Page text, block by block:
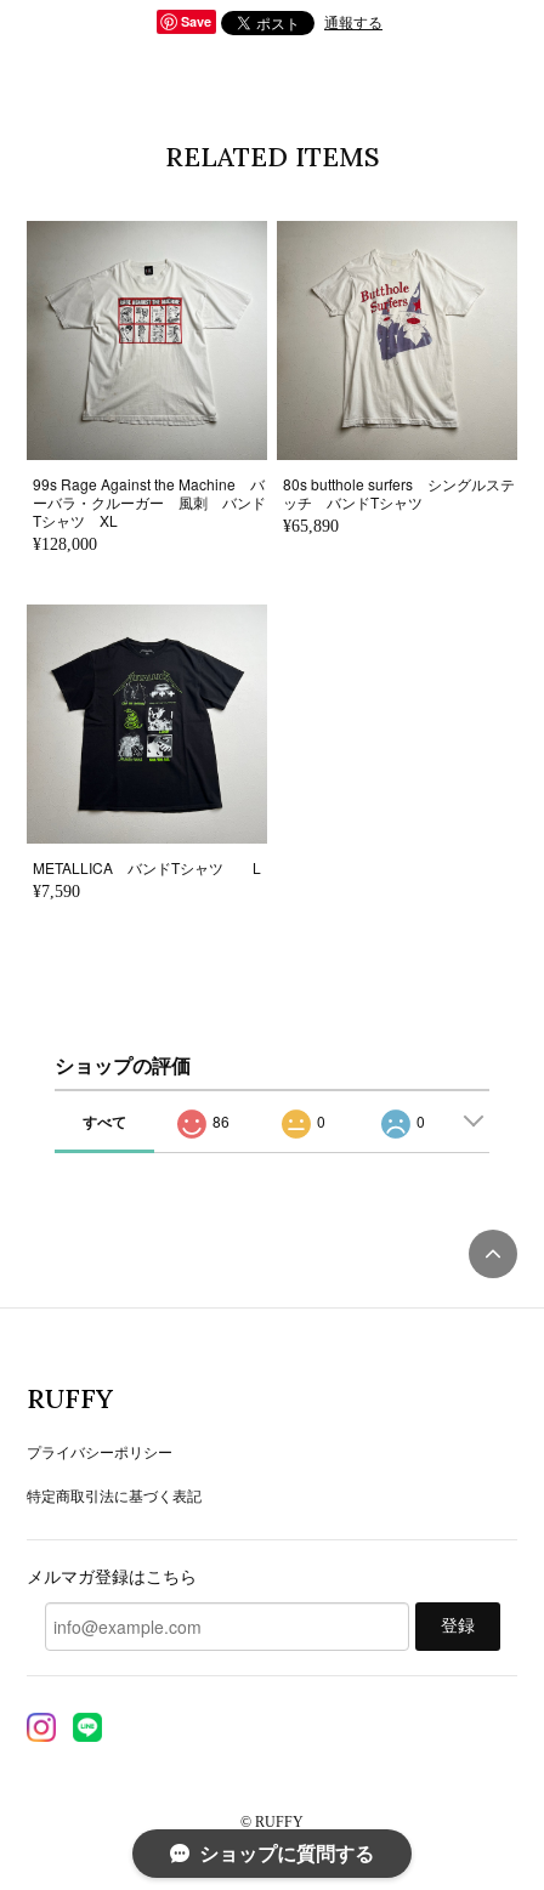
Save 通報する
RELATED ITEMS
99s Rage Against the Machine バ
ーバラ・クルーガー 風刺 バンド
Tシャツ XL
¥128,000
80s butthole surfers シングルステ
ッチ バンドTシャツ
¥65,890
METALLICA バンドTシャツ L
¥7,590
ショップの評価
すべて 86 0 0
RUFFY
プライバシーポリシー
特定商取引法に基づく表記
メルマガ登録はこちら
登録
© RUFFY
ショップに質問する